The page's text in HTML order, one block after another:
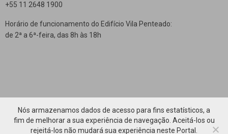
+55 11 2648 1900
Horário de funcionamento do Edifício Vila Penteado:
de 2ª a 6ª-feira, das 8h às 18h
Nós armazenamos dados de acesso para fins estatísticos, a
fim de melhorar a sua experiência de navegação. Aceitá-los ou
rejeitá-los não mudará sua experiência neste Portal.